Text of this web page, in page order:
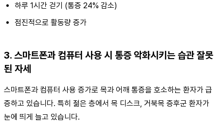
하루 1시간 걷기 (통증 24% 감소)
점진적으로 활동량 증가
3. 스마트폰과 컴퓨터 사용 시 통증 악화시키는 습관 잘못
된 자세
스마트폰과 컴퓨터 사용 증가로 목과 어깨 통증을 호소하는 환자가 급
증하고 있습니다. 특히 젊은 층에서 목 디스크, 거북목 증후군 환자가
눈에 띄게 늘고 있습니다.